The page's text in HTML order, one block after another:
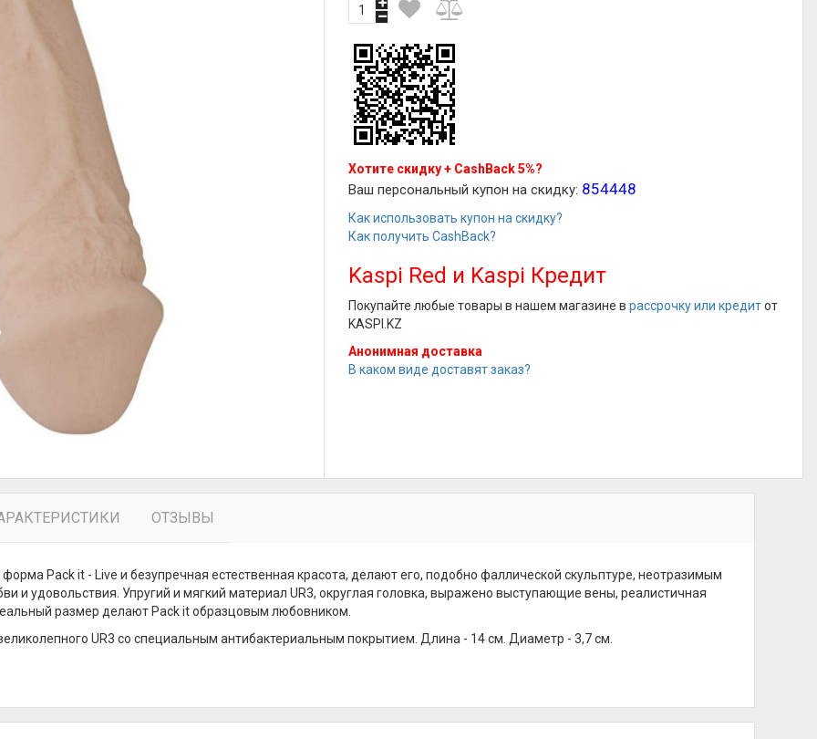
Хотите скидку + CashBack 5%?
Ваш персональный купон на скидку: 854448
Как использовать купон на скидку?
Как получить CashBack?
Kaspi Red и Kaspi Кредит
Покупайте любые товары в нашем магазине врассрочку или кредитот
KASPI.KZ
Анонимная доставка
В каком виде доставят заказ?
ОТЗЫВЫ
Pack it - Live и безупречная естественная красота, делают его, подобно фаллической скульптуре, неотразимым
и удовольствия. Упругий и мягкий материал UR3, округлая головка, выражено выступающие вены, реалистичная
размер делают Pack it образцовым любовником.
UR3 со специальным антибактериальным покрытием. Длина - 14 см. Диаметр - 3,7 см.